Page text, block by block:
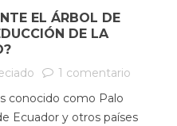
EL ÁRBOL DE
DE LA
1 comentario
conocido como Palo
Ecuador y otros países